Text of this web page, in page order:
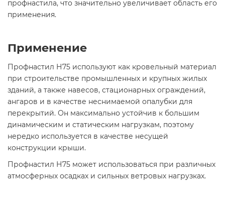
профнастила, что значительно увеличивает область его
применения.
Применение
Профнастил Н75 используют как кровельный материал
при строительстве промышленных и крупных жилых
зданий, а также навесов, стационарных ограждений,
ангаров и в качестве неснимаемой опалубки для
перекрытий. Он максимально устойчив к большим
динамическим и статическим нагрузкам, поэтому
нередко используется в качестве несущей
конструкции крыши.
Профнастил Н75 может использоваться при различных
атмосферных осадках и сильных ветровых нагрузках.